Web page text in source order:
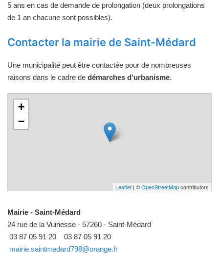
5 ans en cas de demande de prolongation (deux prolongations
de 1 an chacune sont possibles).
Contacter la mairie de Saint-Médard
Une municipalité peut être contactée pour de nombreuses
raisons dans le cadre de démarches d'urbanisme.
+
−
Leaflet | ©OpenStreetMapcontributors
Mairie - Saint-Médard
24 rue de la Vuinesse - 57260 - Saint-Médard
03 87 05 91 20
03 87 05 91 20
mairie.saintmedard798@orange.fr